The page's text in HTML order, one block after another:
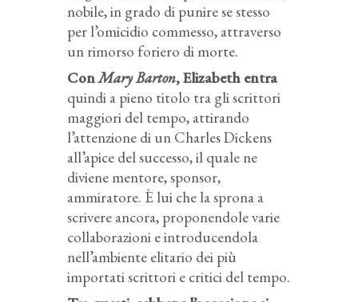
nobile, in grado di punire se stesso
per l’omicidio commesso, attraverso
un rimorso foriero di morte.
ConMary Barton, Elizabeth entra
quindi a pieno titolo tra gli scrittori
maggiori del tempo, attirando
l’attenzione di un Charles Dickens
all’apice del successo, il quale ne
diviene mentore, sponsor,
ammiratore. È lui che la sprona a
scrivere ancora, proponendole varie
collaborazioni e introducendola
nell’ambiente elitario dei più
importati scrittori e critici del tempo.